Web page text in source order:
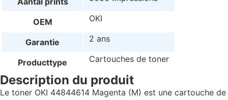
OEM OKI
Garantie 2 ans
Producttype Cartouches de toner
Description du produit
Le toner OKI 44844614 Magenta (M) est une cartouche de